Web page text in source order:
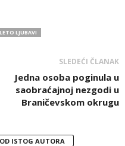
LETO LJUBAVI
SLEDEĆI ČLANAK
Jedna osoba poginula u
saobraćajnoj nezgodi u
Braničevskom okrugu
ISTOG AUTORA